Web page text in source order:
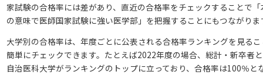
家試験の合格率には差があり、直近の合格率をチェックすることで
の意味で医師国家試験に強い医学部」を把握することにもつながりま
大学別の合格率は、年度ごとに公表される合格率ランキングを見る
簡単にチェックできます。たとえば2022年度の場合、総計・新卒者
自治医科大学がランキングのトップに立っており、合格率は100％と